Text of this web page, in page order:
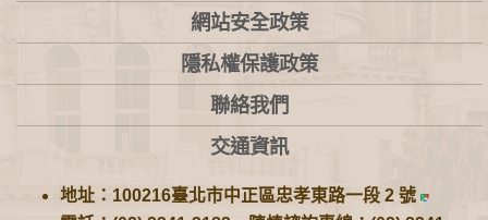
網站安全政策
隱私權保護政策
聯絡我們
交通資訊
地址：100216臺北市中正區忠孝東路一段 2 號